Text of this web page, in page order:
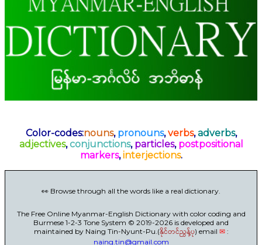
Color-codes:nouns, pronouns,verbs,adverbs,
adjectives,conjunctions, particles, postpositional
markers,interjections.
👀 Browse through all the words like a real dictionary.
The Free Online Myanmar-English Dictionary with color coding and
Burmese 1-2-3 Tone System © 2019-2026 is developed and
maintained by Naing Tin-Nyunt-Pu.(နိုင်တင်ညွန့်ပု) email ✉:
naing.tin@gmail.com